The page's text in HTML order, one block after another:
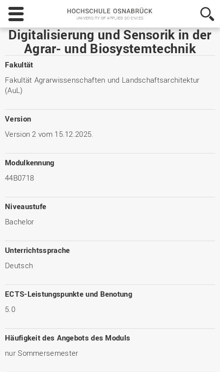
Hochschule
Osnabrück
-
University
of
Applied
Digitalisierung und Sensorik in der
Agrar- und Biosystemtechnik
Fakultät
Fakultät Agrarwissenschaften und Landschaftsarchitektur
(AuL)
Version
Version 2 vom 15.12.2025.
Modulkennung
44B0718
Niveaustufe
Bachelor
Unterrichtssprache
Deutsch
ECTS-Leistungspunkte und Benotung
5.0
Häufigkeit des Angebots des Moduls
nur Sommersemester